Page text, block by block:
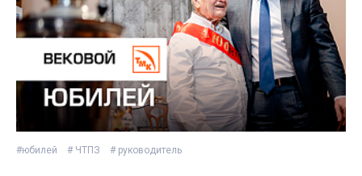
#юбилей # ЧТПЗ # руководитель